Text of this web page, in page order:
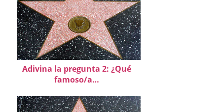
Adivina la pregunta 2: ¿Qué
famoso/a…